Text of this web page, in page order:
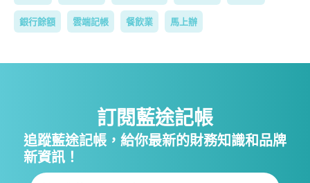
銀行餘額 雲端記帳 餐飲業 馬上辦
訂閱藍途記帳
追蹤藍途記帳，給你最新的財務知識和品牌
新資訊！